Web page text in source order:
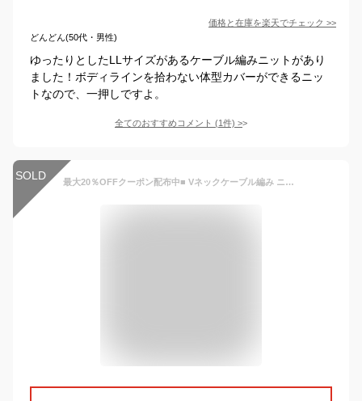
価格と在庫を楽天でチェック >>
どんどん(50代・男性)
ゆったりとしたLLサイズがあるケーブル編みニットがあり
ました！ボディラインを拾わない体型カバーができるニッ
トなので、一押しですよ。
全てのおすすめコメント (1件) >
SOLD 最大20％OFFクーポン配布中■ Vネックケーブル編み ニット トップス レディース 秋 冬 長袖 カーキ ブラウン 大きいサイズ SNS掲載